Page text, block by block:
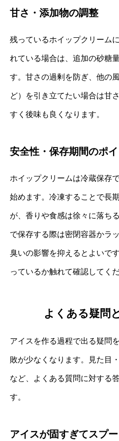
甘さ・添加物の調整
残っているホイップクリーム
れている場合は、追加の砂糖
す。甘さの過剰を防ぎ、他の
ど）を引き立てたい場合は甘
すく後味も良くなります。
安全性・保存期間のポイ
ホイップクリームは冷蔵保存
始めます。冷凍することで長
が、香りや食感は徐々に落ち
で保存する際は密閉容器かラ
臭いの影響を抑えるとよいで
っているか触れて確認してくだ
よくある疑問
アイスを作る過程で出る疑問
敗が少なくなります。見た目
など、よくある質問に対する
す。
アイスが固すぎてスプ